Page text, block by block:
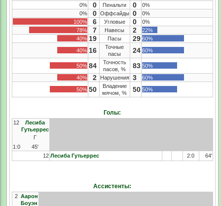
0%
0 Пенальти 0
0%
0%
0 Оффсайды 0
0%
100%
6 Угловые 0
0%
78%
7 Навесы 2
22%
40% 19 Пасы 29 60%
40% 16
Точные
пасы
24 60%
50% 84
Точность
пасов, %
83 50%
40%
2 Нарушения 3
60%
50% 50
Владение
мячом, %
50 50%
Голы:
12
Лесиба
Гутьеррес
Г
1:0
45'
12 Лесиба Гутьеррес 2:0 64'
Ассистенты:
2 Аарон
Боуэн